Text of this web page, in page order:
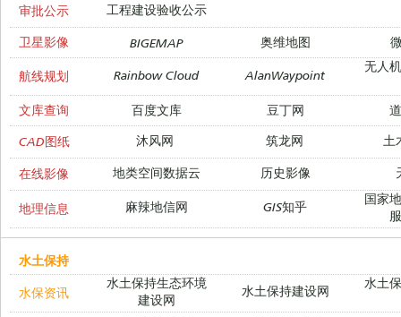
审批公示 工程建设验收公示
卫星影像 BIGEMAP 奥维地图
航线规划 Rainbow Cloud AlanWaypoint
无人
文库查询 百度文库 豆丁网
CAD图纸 沐风网 筑龙网 土
在线影像 地类空间数据云 历史影像
地理信息 麻辣地信网 GIS知乎
国家
水土保持
水保资讯
水土保持生态环境
建设网
水土保持建设网
水土